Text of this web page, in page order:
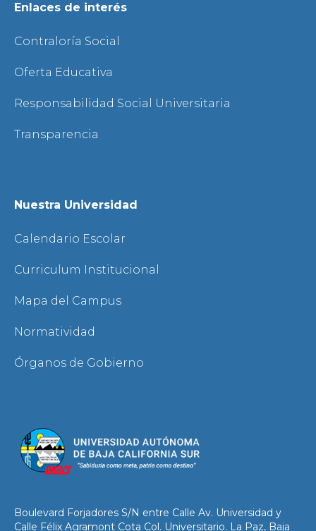
Enlaces de interés
Contraloría Social
Oferta Educativa
Responsabilidad Social Universitaria
Transparencia
Nuestra Universidad
Calendario Escolar
Curriculum Institucional
Mapa del Campus
Normatividad
Órganos de Gobierno
Boulevard Forjadores S/N entre Calle Av. Universidad y
Calle Félix Agramont Cota Col. Universitario. La Paz, Baja